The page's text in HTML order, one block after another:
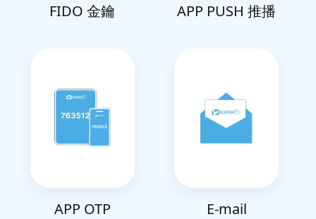
FIDO 金鑰 APP PUSH 推播
APP OTP E-mail